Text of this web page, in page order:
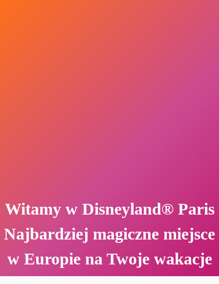
Witamy w Disneyland® Paris
Najbardziej magiczne miejsce
w Europie na Twoje wakacje